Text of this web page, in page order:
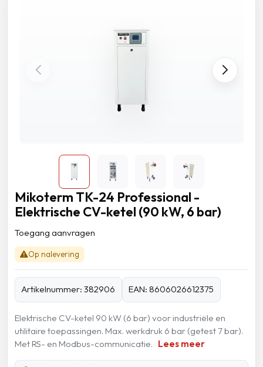
Mikoterm TK-24 Professional -
Elektrische CV-ketel (90 kW, 6 bar)
Toegang aanvragen
Op nalevering
Artikelnummer: 382906 EAN: 8606026612375
Elektrische CV-ketel 90 kW (6 bar) voor industriële en
utilitaire toepassingen. Max. werkdruk 6 bar (getest 7 bar).
Met RS- en Modbus-communicatie. Lees meer